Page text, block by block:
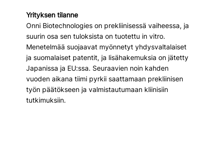
Yrityksen tilanne
Onni Biotechnologies on prekliinisessä vaiheessa, ja
suurin osa sen tuloksista on tuotettu in vitro.
Menetelmää suojaavat myönnetyt yhdysvaltalaiset
ja suomalaiset patentit, ja lisähakemuksia on jätetty
Japanissa ja EU:ssa. Seuraavien noin kahden
vuoden aikana tiimi pyrkii saattamaan prekliinisen
työn päätökseen ja valmistautumaan kliinisiin
tutkimuksiin.